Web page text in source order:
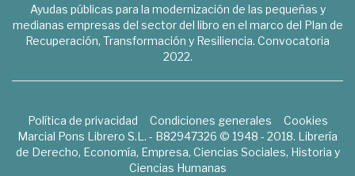
Ayudas públicas para la modernización de las pequeñas y
medianas empresas del sector del libro en el marco del Plan de
Recuperación, Transformación y Resiliencia. Convocatoria
2022.
Política de privacidad Condiciones generales
Cookies
Marcial Pons Librero S.L. - B82947326 © 1948 - 2018. Librería
de Derecho, Economía, Empresa, Ciencias Sociales, Historia y
Ciencias Humanas